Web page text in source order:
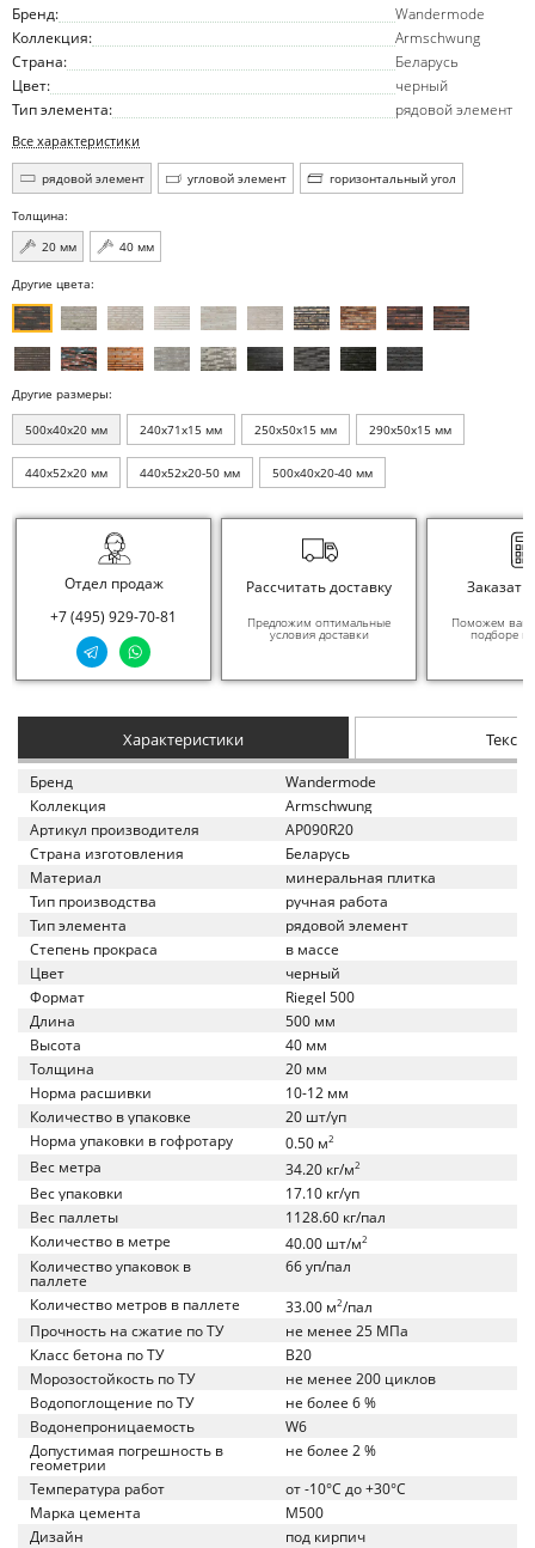
Бренд:
Wandermode
Коллекция:
Armschwung
Страна:
Беларусь
Цвет:
черный
Тип элемента:
рядовой элемент
Все характеристики
рядовой элемент угловой элемент горизонтальный угол
Толщина:
20 мм
40 мм
Другие цвета:
Другие размеры:
500x40x20 мм 240x71x15 мм 250x50x15 мм 290x50x15 мм
440x52x20 мм 440x52x20-50 мм 500x40x20-40 мм
Отдел продаж
+7 (495) 929-70-81
Рассчитать доставку
Предложим оптимальные
условия доставки
Заказать
Поможем вам
подборе
Характеристики
Бренд
Wandermode
Коллекция
Armschwung
Артикул производителя
AP090R20
Страна изготовления
Беларусь
Материал
минеральная плитка
Тип производства
ручная работа
Тип элемента
рядовой элемент
Степень прокраса
в массе
Цвет
черный
Формат
Riegel 500
Длина
500 мм
Высота
40 мм
Толщина
20 мм
Норма расшивки
10-12 мм
Количество в упаковке
20 шт/уп
Норма упаковки в гофротару
0.50 м2
Вес метра 34.20 кг/м2
Вес упаковки
17.10 кг/уп
Вес паллеты
1128.60 кг/пал
Количество в метре
40.00 шт/м2
Количество упаковок в
паллете
66 уп/пал
Количество метров в паллете 33.00 м2/пал
Прочность на сжатие по ТУ
не менее 25 МПа
Класс бетона по ТУ
B20
Морозостойкость по ТУ
не менее 200 циклов
Водопоглощение по ТУ
не более 6 %
Водонепроницаемость
W6
Допустимая погрешность в
геометрии
не более 2 %
Температура работ
от -10°C до +30°C
Марка цемента
M500
Дизайн
под кирпич